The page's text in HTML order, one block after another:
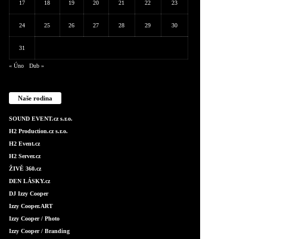
17 18 19 20 21 22 23
24 25 26 27 28 29 30
31
« Úno Dub »
Naše rodina
SOUND EVENT.cz s.r.o.
H2 Production.cz s.r.o.
H2 Event.cz
H2 Server.cz
ŽIVĚ 360.cz
DEN LÁSKY.cz
DJ Izzy Cooper
Izzy Cooper.ART
Izzy Cooper / Photo
Izzy Cooper / Branding